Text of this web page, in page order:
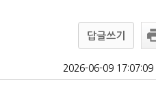
답글쓰기
2026-06-09 17:07:09